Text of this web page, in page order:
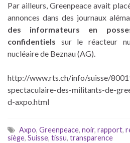
Par ailleurs, Greenpeace avait
annonces dans des journaux
des informateurs en
confidentiels sur le réacteur
nucléaire de Beznau (AG).
http://www.rts.ch/info/suisse/
spectaculaire-des-militants-de-
d-axpo.html
Axpo, Greenpeace, noir, rapport,
siège, Suisse, tissu, transparence